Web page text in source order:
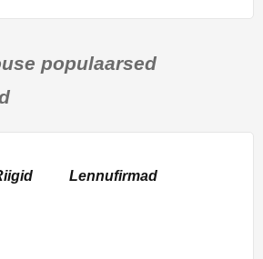
populaarsed
Lennufirmad